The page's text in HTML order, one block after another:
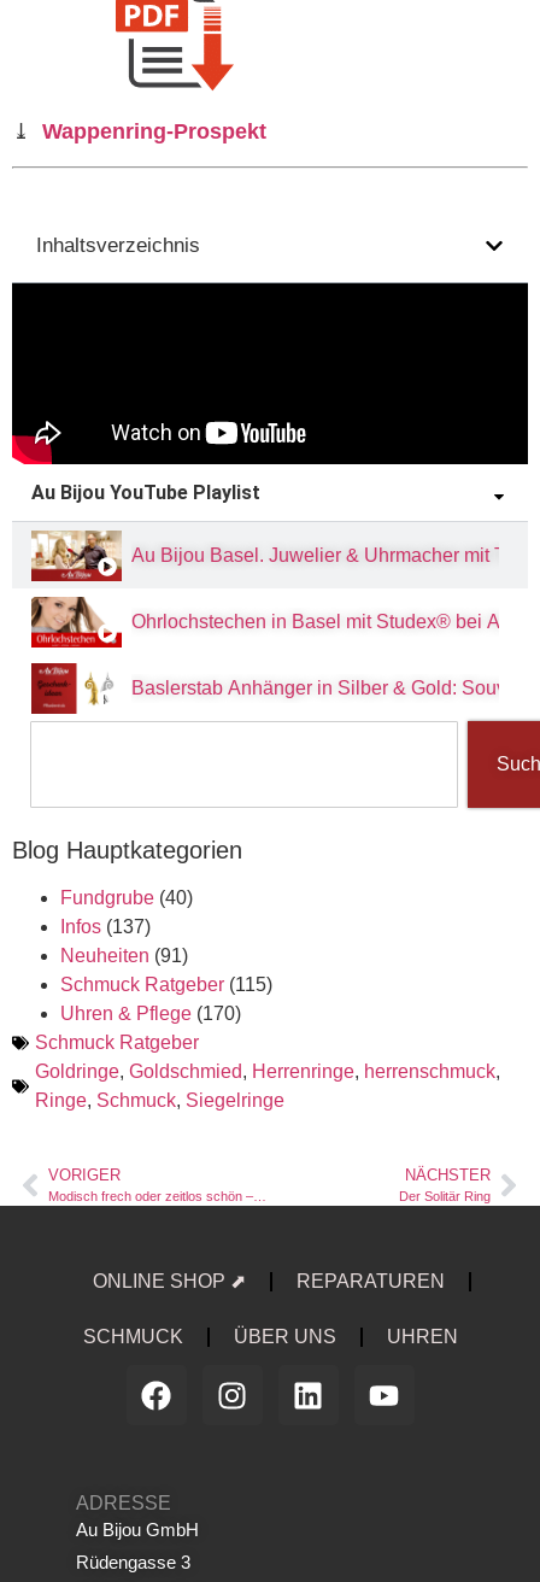
⤓ Wappenring-Prospekt
Inhaltsverzeichnis
Au Bijou YouTube Playlist
Au Bijou Basel. Juwelier & Uhrmacher mit
Ohrlochstechen in Basel mit Studex® bei Au
Baslerstab Anhänger in Silber & Gold:
Blog Hauptkategorien
Fundgrube (40)
Infos (137)
Neuheiten (91)
Schmuck Ratgeber (115)
Uhren & Pflege (170)
Schmuck Ratgeber
Goldringe, Goldschmied, Herrenringe, herrenschmuck,
Ringe, Schmuck, Siegelringe
VORIGER NÄCHSTER
Der Solitär Ring
ONLINE SHOP ⬈ REPARATUREN
SCHMUCK ÜBER UNS UHREN
ADRESSE
Au Bijou GmbH
Rüdengasse 3